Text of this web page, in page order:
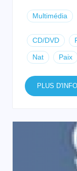
Multimédia
CD/DVD
Nat Paix
PLUS